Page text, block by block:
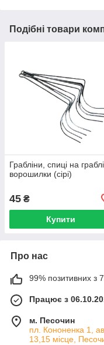
Подібні товари
Грабліни, спиці на граблі
ворошилки (сірi)
45 ₴
Купити
Про нас
99% позитивних з
Працює з
м. Песочин
пл. Кононенка 1,
13,15 місце,